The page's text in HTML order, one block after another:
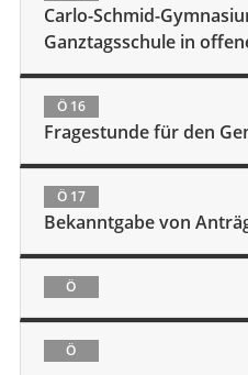
Carlo-Schmid-
Ganztagsschule in
Ö 16
Fragestunde für den
Ö 17
Bekanntgabe von
Ö
Ö